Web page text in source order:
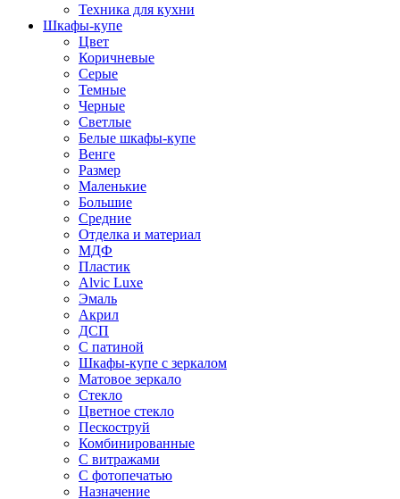
Техника для кухни
Шкафы-купе
Цвет
Коричневые
Серые
Темные
Черные
Светлые
Белые шкафы-купе
Венге
Размер
Маленькие
Большие
Средние
Отделка и материал
МДФ
Пластик
Alvic Luxe
Эмаль
Акрил
ДСП
С патиной
Шкафы-купе с зеркалом
Матовое зеркало
Стекло
Цветное стекло
Пескоструй
Комбинированные
С витражами
С фотопечатью
Назначение